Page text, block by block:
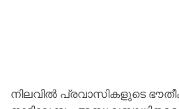
നിലവിൽ പ്രവാസികളുടെ